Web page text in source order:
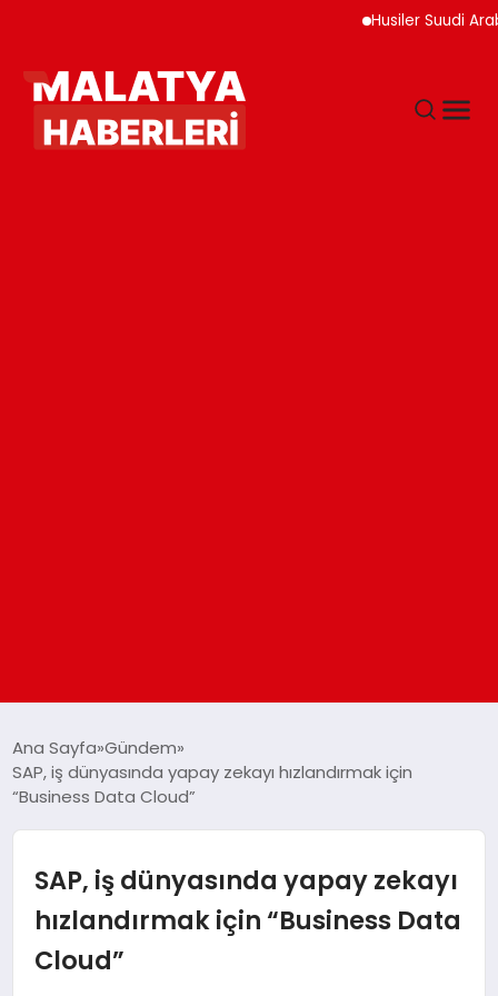
Husiler Suudi Arabistan
GÜNDEM
DÜNYA
EĞITIM
Ana Sayfa Gündem
SAP, iş dünyasında yapay zekayı hızlandırmak için
“Business Data Cloud”
SAP, iş dünyasında yapay zekayı
hızlandırmak için “Business Data
Cloud”